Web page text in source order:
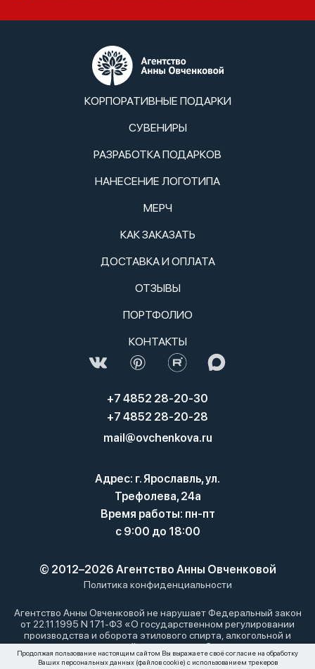
КОРПОРАТИВНЫЕ ПОДАРКИ
СУВЕНИРЫ
РАЗРАБОТКА ПОДАРКОВ
НАНЕСЕНИЕ ЛОГОТИПА
МЕРЧ
КАК ЗАКАЗАТЬ
ДОСТАВКА И ОПЛАТА
ОТЗЫВЫ
ПОРТФОЛИО
КОНТАКТЫ
+7 4852 28-20-30
+7 4852 28-20-28
mail@ovchenkova.ru
Адрес: г. Ярославль, ул.
Трефолева, 24а
Время работы: пн-пт
с 9:00 до 18:00
Политика конфиденциальности
© 2012–2026 Агентство Анны Овченковой
Агентство Анны Овченковой не нарушает Федеральный закон
от 22.11.1995 N 171-ФЗ «О государственном регулировании
производства и оборота этилового спирта, алкогольной и
спиртосодержащей продукции и об ограничении
потребления (распития) алкогольной продукции»: мы не
Продолжая пользование настоящим сайтом Вы выражаете своё согласие на обработку
Ваших персональных данных (файлов cookie) с использованием трекеров